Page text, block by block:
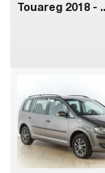
Touareg 2018 -